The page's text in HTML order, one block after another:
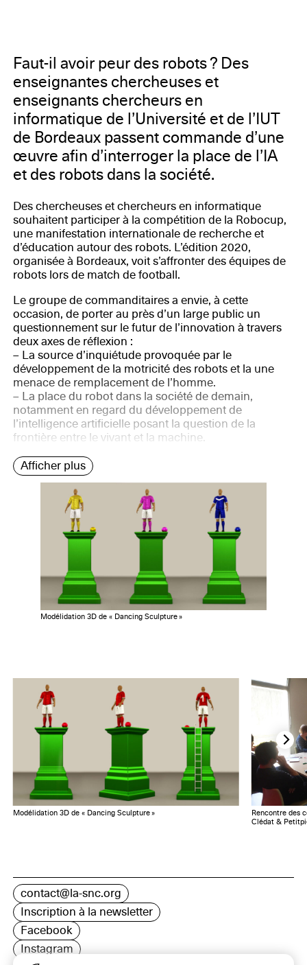
Faut-il avoir peur des robots ? Des
enseignantes chercheuses et
enseignants chercheurs en
informatique de l’Université et de l’IUT
de Bordeaux passent commande d’une
œuvre afin d’interroger la place de l’IA
et des robots dans la société.
Des chercheuses et chercheurs en informatique
souhaitent participer à la compétition de la Robocup,
une manifestation internationale de recherche et
d’éducation autour des robots. L’édition 2020,
organisée à Bordeaux, voit s’affronter des équipes de
robots lors de match de football.
Le groupe de commanditaires a envie, à cette
occasion, de porter au près d’un large public un
questionnement sur le futur de l’innovation à travers
deux axes de réflexion :
– La source d’inquiétude provoquée par le
développement de la motricité des robots et la une
menace de remplacement de l’homme.
– La place du robot dans la société de demain,
notamment en regard du développement de
l’intelligence artificielle posant la question de la
frontière entre le vivant et la machine.
Afficher plus
Modélidation 3D de « Dancing Sculpture »
Modélidation 3D de « Dancing Sculpture »
Rencontre des
Clédat &
contact@la-snc.org
Inscription à la newsletter
Facebook
Instagram